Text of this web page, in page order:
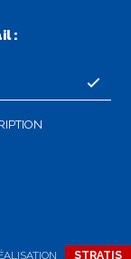
:
STRATIS